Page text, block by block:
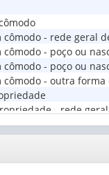
- rede geral
- poço ou
- poço ou
- outra
- rede
- poço ou
- poço ou
- outra